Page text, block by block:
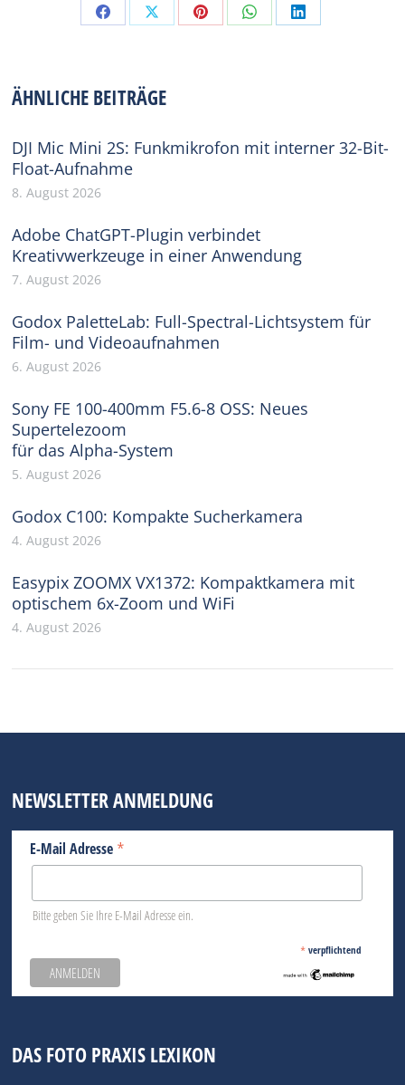
Share Share Share Share Share
ÄHNLICHE BEITRÄGE
DJI Mic Mini 2S: Funkmikrofon mit interner 32-Bit-
Float-Aufnahme
8. August 2026
Adobe ChatGPT-Plugin verbindet
Kreativwerkzeuge in einer Anwendung
7. August 2026
Godox PaletteLab: Full-Spectral-Lichtsystem für
Film- und Videoaufnahmen
6. August 2026
Sony FE 100-400mm F5.6-8 OSS: Neues
Supertelezoom
für das Alpha-System
5. August 2026
Godox C100: Kompakte Sucherkamera
4. August 2026
Easypix ZOOMX VX1372: Kompaktkamera mit
optischem 6x-Zoom und WiFi
4. August 2026
NEWSLETTER ANMELDUNG
E-Mail Adresse *
Bitte geben Sie Ihre E-Mail Adresse ein.
* verpflichtend
DAS FOTO PRAXIS LEXIKON